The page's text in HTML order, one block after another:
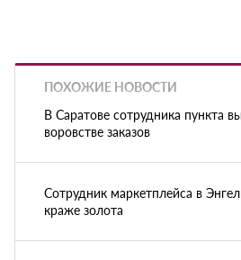
ПОХОЖИЕ НОВОСТИ
В Саратове сотрудника пункта
воровстве заказов
Сотрудник маркетплейса в
краже золота